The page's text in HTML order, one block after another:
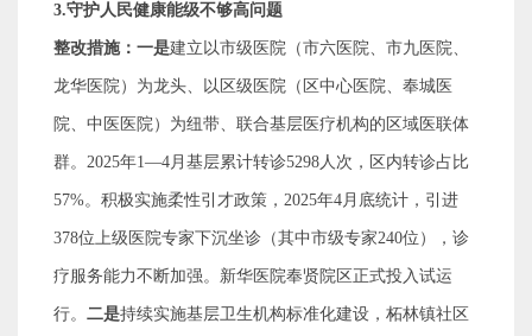
3.守护人民健康能级不够高问题
整改措施：一是建立以市级医院（市六医院、市九医院、
龙华医院）为龙头、以区级医院（区中心医院、奉城医
院、中医医院）为纽带、联合基层医疗机构的区域医联体
群。 2025年1—4月基层累计转诊5298人次，区内转诊占比
57%。积极实施柔性引才政策， 2025年4月底统计，引进
378位上级医院专家下沉坐诊（其中市级专家240位），诊
疗服务能力不断加强。新华医院奉贤院区正式投入试运
行。 二是持续实施基层卫生机构标准化建设，柘林镇社区